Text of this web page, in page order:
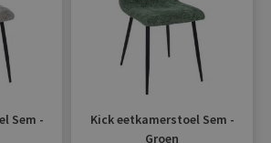
Sem -
Kick eetkamerstoel Sem -
Groen